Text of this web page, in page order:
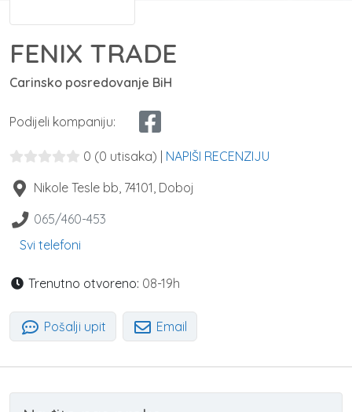
FENIX TRADE
Carinsko posredovanje BiH
Podijeli kompaniju:
0 (0 utisaka) | NAPIŠI RECENZIJU
Nikole Tesle bb 74101 Doboj
065/460-453
Svi telefoni
Trenutno otvoreno: 08-19h
Pošalji upit Email